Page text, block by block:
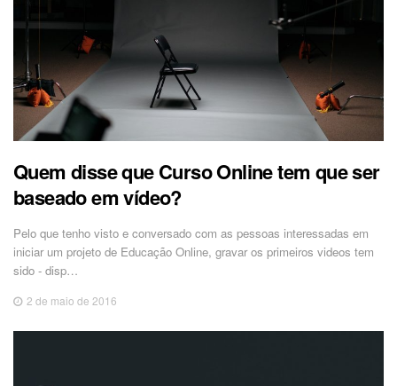
Quem disse que Curso Online tem que ser
baseado em vídeo?
Pelo que tenho visto e conversado com as pessoas interessadas em
iniciar um projeto de Educação Online, gravar os primeiros videos tem
sido - disp…
2 de maio de 2016